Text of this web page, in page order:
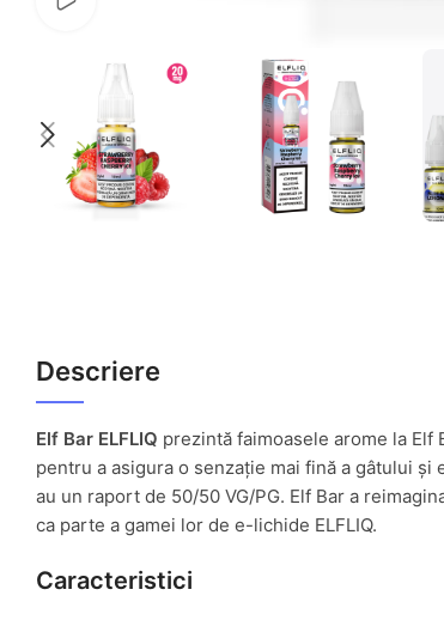
Descriere
Elf Bar ELFLIQ prezintă faimoasele arome la
pentru a asigura o senzație mai fină a gâtului
au un raport de 50/50 VG/PG. Elf Bar a
ca parte a gamei lor de e-lichide ELFLIQ.
Caracteristici